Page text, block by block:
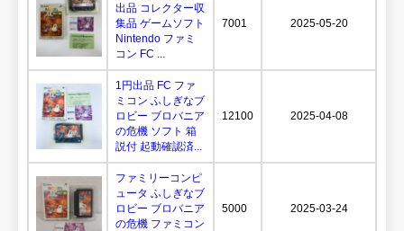
出品 コレクター収
集品 ゲームソフト
Nintendo ファミ
コン FC ...
7001 2025-05-20
1円出品 FC ファ
ミコン ふしぎなブ
ロビー ブロバニア
の危機 ソフト 箱
説付 起動確認済...
12100 2025-04-08
ファミリーコンピ
ュータ ふしぎなブ
ロビー ブロバニア
の危機 ファミコン
5000 2025-03-24